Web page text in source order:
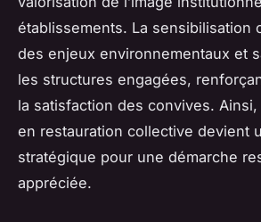
établissements. La sensibilisation
des enjeux environnementaux et
les structures engagées,
la satisfaction des convives.
en restauration collective devient
stratégique pour une démarche
appréciée.